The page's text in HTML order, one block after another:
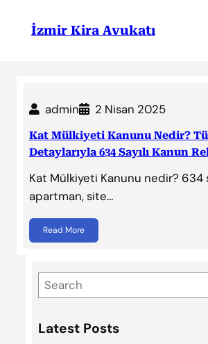
İzmir Kira Avukatı
admin 2 Nisan 2025
Kat Mülkiyeti Kanunu Nedir?
Detaylarıyla 634 Sayılı Kanun
Kat Mülkiyeti Kanunu nedir? 634
apartman, site…
Read More
e
r
Latest Posts